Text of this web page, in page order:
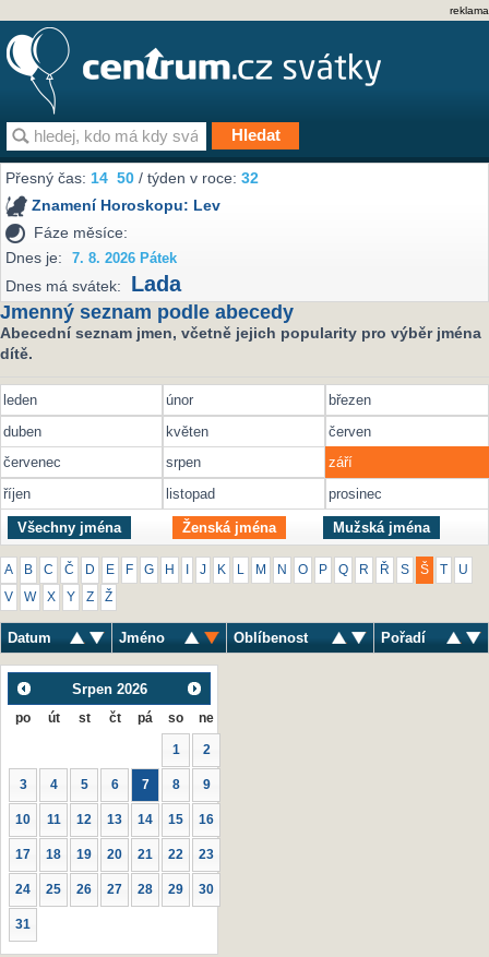
reklama
Přesný čas:14 50 / týden v roce:32
Znamení Horoskopu: Lev
Fáze měsíce:
Dnes je:
7. 8. 2026 Pátek
Dnes má svátek: Lada
Jmenný seznam podle abecedy
Abecední seznam jmen, včetně jejich popularity pro výběr jména
dítě.
leden únor
březen
duben
květen
červen
červenec
srpen
září
říjen
listopad prosinec
Všechny jména Ženská jména Mužská jména
A B C Č D E F G H J K M N O P Q R Ř S Š U
V W X Y Z Ž
Datum Jméno Oblíbenost Pořadí
Srpen 2026
po út st čt pá so ne
1 2
3 4 5 6 7 8 9
10 11 12 13 14 15 16
17 18 19 20 21 22 23
24 25 26 27 28 29 30
31